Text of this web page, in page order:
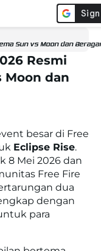
Sun vs Moon dan
Resmi
Moon dan
besar di Free
Eclipse Rise.
8 Mei 2026 dan
Free Fire
dua
dengan
para